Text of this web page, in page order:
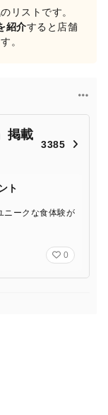
リストです。
紹介すると店舗
。
掲載
3385
ト
ニークな食体験が
0